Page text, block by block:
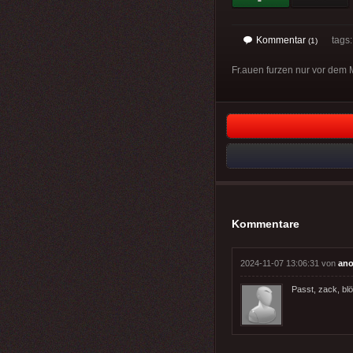
Kommentar (1)
Fr.auen furzen nur vor
Kommentare
2024-11-07 13:06:31 von
Passt, zack,